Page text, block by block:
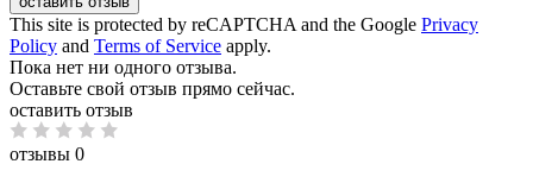
This site is protected by reCAPTCHA and the Google Privacy
Policy and Terms of Service apply.
Пока нет ни одного отзыва.
Оставьте свой отзыв прямо сейчас.
оставить отзыв
отзывы 0